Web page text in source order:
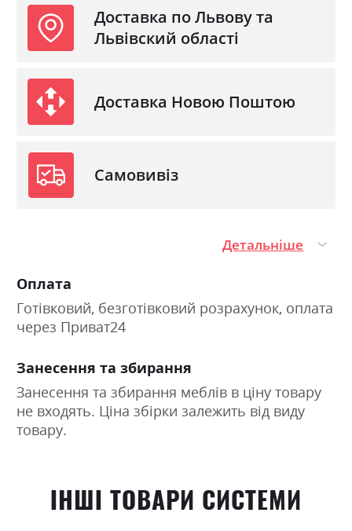
Доставка по Львову та
Львівский області
Доставка Новою Поштою
Самовивіз
Детальніше
Оплата
Готівковий, безготівковий розрахунок, оплата
через Приват24
Занесення та збирання
Занесення та збирання меблів в ціну товару
не входять. Ціна збірки залежить від виду
товару.
ІНШІ ТОВАРИ СИСТЕМИ